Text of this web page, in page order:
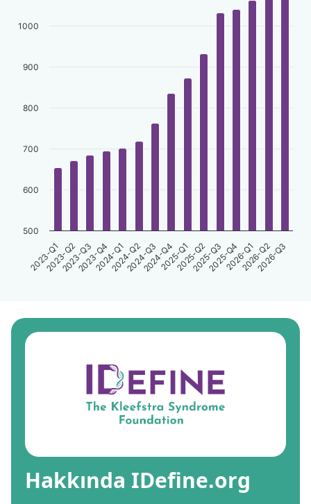
2023-Q12023-Q32024-Q12024-Q32025-Q12025-Q32026-Q12026-Q3
2023-Q22023-Q42024-Q22024-Q42025-Q22025-Q42026-Q2
500
600
700
800
900
1000
Hakkında IDefine.org